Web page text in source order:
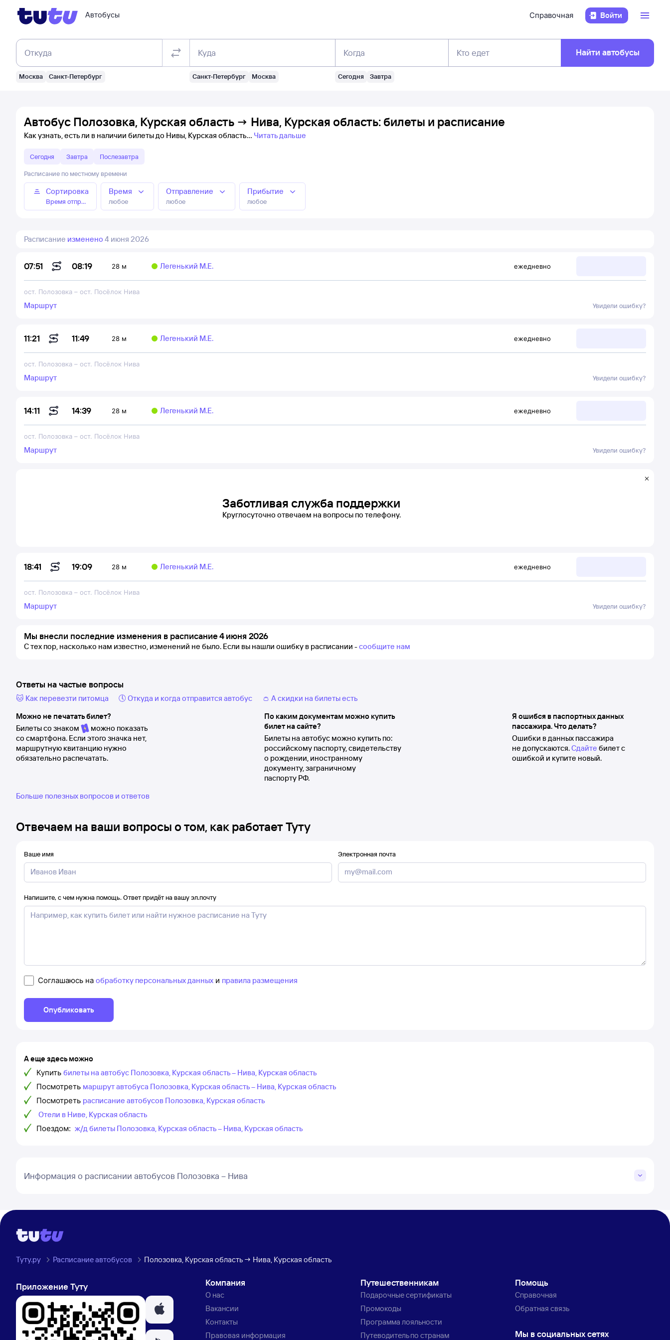
Автобусы Справочная Войти
Откуда
Москва Санкт-Петербург
Куда
Санкт-Петербург Москва
Когда
Сегодня Завтра
Кто едет Найти автобусы
Автобус Полозовка, Курская область → Нива, Курская область: билеты и расписание
Как узнать, есть ли в наличии билеты до Нивы, Курская область Читать дальше
Сегодня Завтра Послезавтра
Расписание по местному времени
Сортировка
Время отправления
Время
любое
Отправление
любое
Прибытие
любое
Расписание изменено 4 июня 2026
07:51 08:19 28 м Легенький М.Е. ежедневно
ост. Полозовка – ост. Посёлок Нива
Маршрут Увидели ошибку?
11:21 11:49 28 м Легенький М.Е. ежедневно
ост. Полозовка – ост. Посёлок Нива
Маршрут Увидели ошибку?
14:11 14:39 28 м Легенький М.Е. ежедневно
ост. Полозовка – ост. Посёлок Нива
Маршрут Увидели ошибку?
Заботливая служба поддержки
Круглосуточно отвечаем на вопросы по телефону.
18:41 19:09 28 м Легенький М.Е. ежедневно
ост. Полозовка – ост. Посёлок Нива
Маршрут Увидели ошибку?
Мы внесли последние изменения в расписание 4 июня 2026
С тех пор, насколько нам известно, изменений не было. Если вы нашли ошибку в расписании -сообщите нам
Ответы на частые вопросы
🐱 Как перевезти питомца 🕔 Откуда и когда отправится автобус
👛 А скидки на билеты есть
Можно не печатать билет?
Билеты со знаком
можно показать
со смартфона. Если этого значка нет,
маршрутную квитанцию нужно
обязательно распечатать.
По каким документам можно купить
билет на сайте?
Билеты на автобус можно купить по:
российскому паспорту, свидетельству
о рождении, иностранному
документу, заграничному
паспорту РФ.
Я ошибся в паспортных данных
пассажира. Что делать?
Ошибки в данных пассажира
не допускаются.Сдайте билет с
ошибкой и купите новый.
Больше полезных вопросов и ответов
Отвечаем на ваши вопросы о том, как работает Туту
Ваше имя Электронная почта
Напишите, с чем нужна помощь. Ответ придёт на вашу эл.почту
Соглашаюсь на обработку персональных данных и правила размещения
Опубликовать
А еще здесь можно
Купить билеты на автобус Полозовка, Курская область – Нива, Курская область
Посмотреть маршрут автобуса Полозовка, Курская область – Нива, Курская область
Посмотреть расписание автобусов Полозовка, Курская область
Отели в Ниве, Курская область
Поездом: ж/д билеты Полозовка, Курская область – Нива, Курская область
Информация о расписании автобусов Полозовка – Нива
Туту.ру Расписание автобусов Полозовка, Курская область → Нива, Курская область
Приложение Туту Компания
О нас
Вакансии
Контакты
Правовая информация
Путешественникам
Подарочные сертификаты
Промокоды
Программа лояльности
Путеводитель по странам
Помощь
Справочная
Обратная связь
Мы в социальных сетях